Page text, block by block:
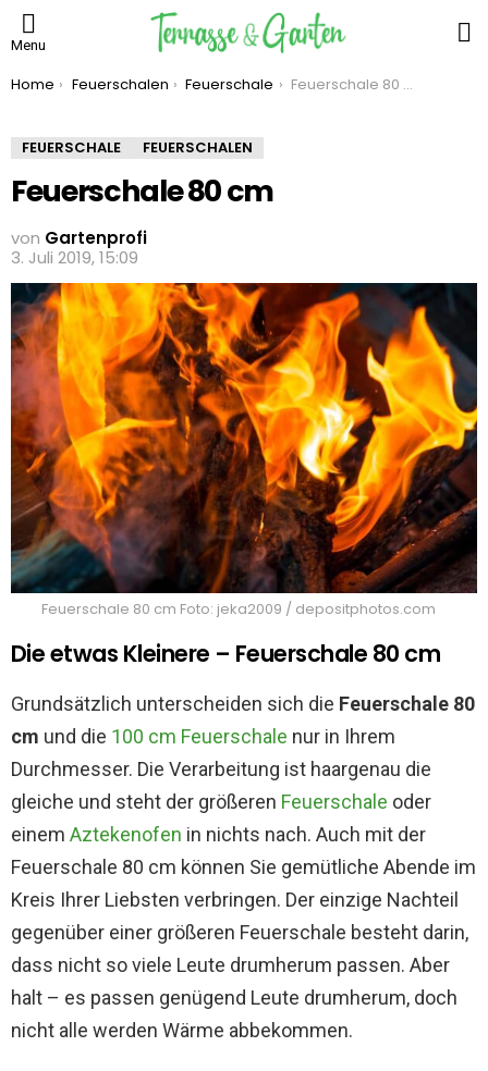
Menu
You are here:
Home Feuerschalen Feuerschale Feuerschale 80 cm
FEUERSCHALE FEUERSCHALEN
Feuerschale 80 cm
von Gartenprofi
3. Juli 2019, 15:09
Feuerschale 80 cm Foto: jeka2009 / depositphotos.com
Die etwas Kleinere – Feuerschale 80 cm
Grundsätzlich unterscheiden sich die Feuerschale 80
cm und die 100 cm Feuerschale nur in Ihrem
Durchmesser. Die Verarbeitung ist haargenau die
gleiche und steht der größeren Feuerschale oder
einem Aztekenofen in nichts nach. Auch mit der
Feuerschale 80 cm können Sie gemütliche Abende im
Kreis Ihrer Liebsten verbringen. Der einzige Nachteil
gegenüber einer größeren Feuerschale besteht darin,
dass nicht so viele Leute drumherum passen. Aber
halt – es passen genügend Leute drumherum, doch
nicht alle werden Wärme abbekommen.